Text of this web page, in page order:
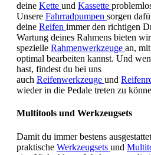
deine Kette und Kassette
Unsere Fahrradpumpen sorgen
deine Reifen immer den richtigen
Wartung deines Rahmens bieten wir
spezielle Rahmenwerkzeuge an,
optimal bearbeiten kannst. Und
hast, findest du bei uns
auch Reifenwerkzeuge und
wieder in die Pedale treten zu
Multitools und Werkzeugsets
Damit du immer bestens
praktische Werkzeugsets und